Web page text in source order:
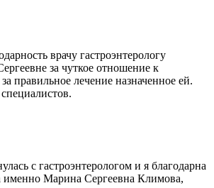
врачу гастроэнтерологу
за чуткое отношение к
правильное лечение назначенное ей.
с гастроэнтерологом и я благодарна
именно Марина Сергеевна Климова,